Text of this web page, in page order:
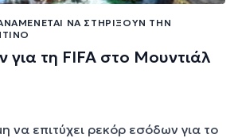
ΝΑ ΣΤΗΡΊΞΟΥΝ ΤΗΝ
για τη FIFA στο Μουντιάλ
να επιτύχει ρεκόρ εσόδων για το